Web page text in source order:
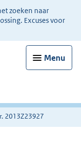
zoeken naar
Excuses voor
Menu
2013Z23927